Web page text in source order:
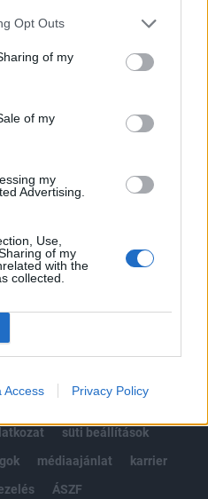
Opt Outs
of my
of my
my
Advertising.
Use,
of my
with the
collected.
Access Privacy Policy
előfizetéses
tartalmazza:
2 év napon belüli
BEJELENTKEZÉS
süti beállítások
médiaajánlat
karrier
ÁSZF